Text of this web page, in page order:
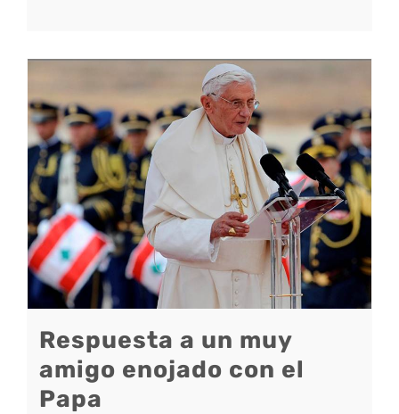
Respuesta a un muy
amigo enojado con el
Papa